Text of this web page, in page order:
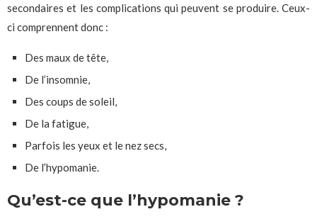
secondaires et les complications qui peuvent se produire. Ceux-
ci comprennent donc :
Des maux de tête,
De l’insomnie,
Des coups de soleil,
De la fatigue,
Parfois les yeux et le nez secs,
De l’hypomanie.
Qu’est-ce que l’hypomanie ?